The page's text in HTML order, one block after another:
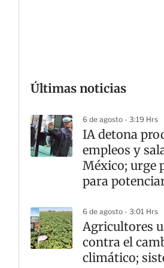
Últimas noticias
6 de agosto - 3:19 Hrs
IA detona
empleos y
México; urge
para
6 de agosto - 3:01 Hrs
Agricultores
contra el
climático;